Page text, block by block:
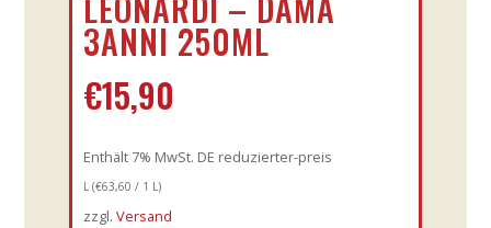
3ANNI 250ML
€15,90
Enthält 7% MwSt. DE reduzierter-preis
L (€63,60 / 1 L)
zzgl. Versand